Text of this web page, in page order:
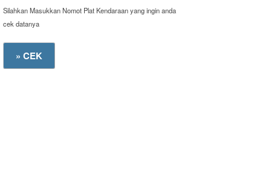
Silahkan Masukkan Nomot Plat Kendaraan yang ingin anda
cek datanya